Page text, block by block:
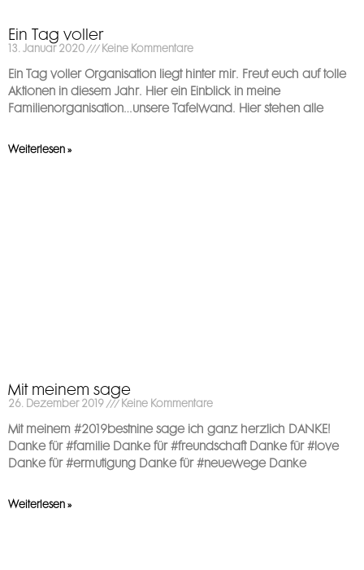
Ein Tag voller
13. Januar 2020 Keine Kommentare
Ein Tag voller Organisation liegt hinter mir. Freut euch auf tolle
Aktionen in diesem Jahr. Hier ein Einblick in meine
Familienorganisation…unsere Tafelwand. Hier stehen alle
Weiterlesen »
Mit meinem sage
26. Dezember 2019 Keine Kommentare
Mit meinem #2019bestnine sage ich ganz herzlich DANKE! ️
Danke für #familie Danke für #freundschaft Danke für #love
Danke für #ermutigung Danke für #neuewege Danke
Weiterlesen »